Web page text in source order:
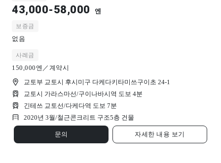
43,000-58,000 엔
보증금
없음
사례금
150,000엔／계약시
교토부 교토시 후시미구 다케다키타미쓰구이초 24-1
교토시 가라스마선/구이나바시역 도보 4분
긴테쓰 교토선/다케다역 도보 7분
2020년 3월/철근콘크리트 구조5층 건물
문의 자세한 내용 보기